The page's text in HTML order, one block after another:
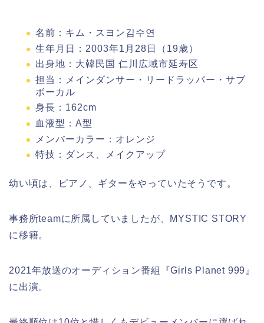
名前：キム・スヨン김수연
生年月日：2003年1月28日（19歳）
出身地：大韓民国 仁川広域市延寿区
担当：メインダンサー・リードラッパー・サブ
ボーカル
身長：162cm
血液型：A型
メンバーカラー：オレンジ
特技：ダンス、メイクアップ
幼い頃は、ピアノ、ギターをやっていたそうです。
事務所teamに所属していましたが、MYSTIC STORY
に移籍。
2021年放送のオーディション番組『Girls Planet 999』
に出演。